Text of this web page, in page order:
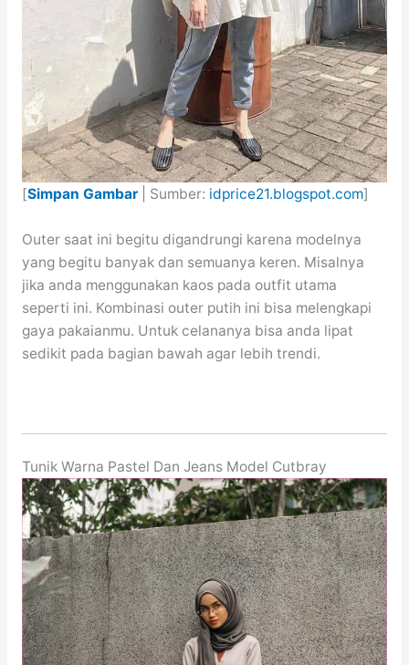
[Simpan Gambar| Sumber: idprice21.blogspot.com]
Outer saat ini begitu digandrungi karena modelnya
yang begitu banyak dan semuanya keren. Misalnya
jika anda menggunakan kaos pada outfit utama
seperti ini. Kombinasi outer putih ini bisa melengkapi
gaya pakaianmu. Untuk celananya bisa anda lipat
sedikit pada bagian bawah agar lebih trendi.
Tunik Warna Pastel Dan Jeans Model Cutbray